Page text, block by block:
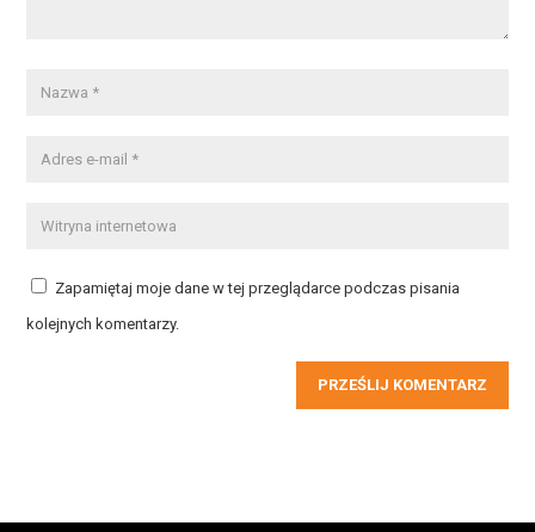
Zapamiętaj moje dane w tej przeglądarce podczas pisania
kolejnych komentarzy.
PRZEŚLIJ KOMENTARZ